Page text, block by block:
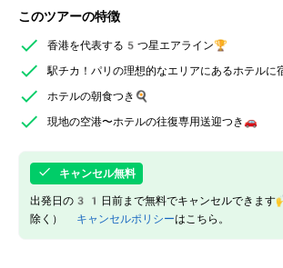
このツアーの特徴
香港を代表する5つ星エアライン🏆
駅チカ！パリの理想的なエリアにあるホテルに
ホテルの朝食つき🍳
現地の空港〜ホテルの往復専用送迎つき🚗
キャンセル無料
出発日の31日前まで無料でキャンセルできま
除く） キャンセルポリシーはこちら。